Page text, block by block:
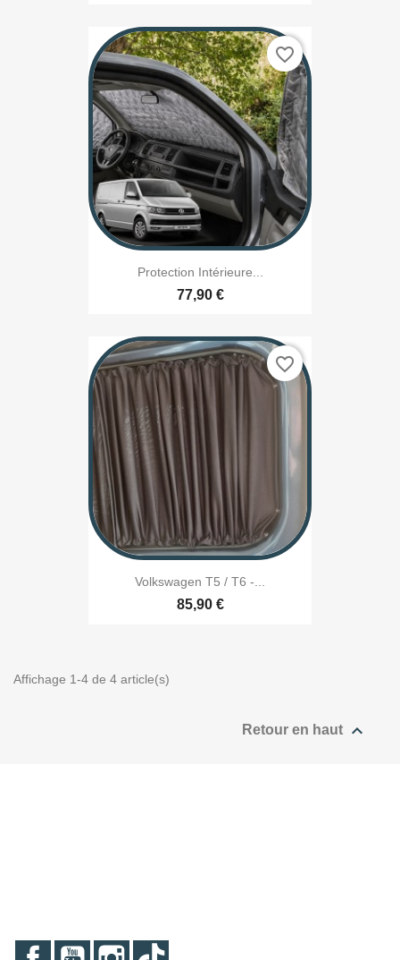
Protection Intérieure...
77,90 €
favorite_border
Volkswagen T5 / T6 -...
85,90 €
favorite_border
Affichage 1-4 de 4 article(s)
Retour en haut 
FacebookYouTubeInstagram